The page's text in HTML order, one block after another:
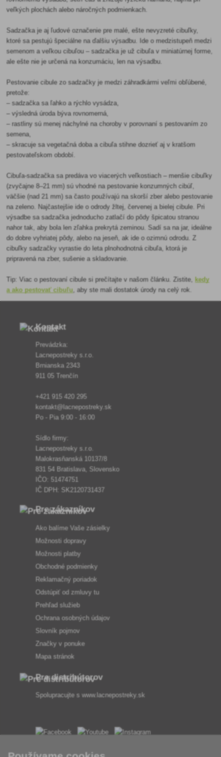
veľkých plochách alebo náročných podmienkach.
Sadzačka je aj ľudové označenie pre malé, ešte nevyzreté cibuľky,
ktoré sa pestujú špeciálne na ďalšiu výsadbu. Ide o medzistupeň medzi
semenom a veľkou cibuľou – sadzačka je už cibuľa v miniatúrnej forme,
ale ešte nie je určená na konzumáciu, len na výsadbu.
Pestovanie cibule zo sadzačky je medzi záhradkármi veľmi obľúbené,
pretože:
– sadzačka sa ľahko a rýchlo vysádza,
– výsledná úroda býva rovnomerná,
– rastliny sú menej náchylné na choroby v porovnaní s pestovaním zo
semena,
– skracuje sa vegetačná doba a cibuľa stihne dozrieť aj v kratšom
pestovateľskom období.
Cibuľa-sadzačka sa predáva vo viacerých veľkostiach – menšie cibuľky
(zvyčajne 8–21 mm) sú vhodné na pestovanie konzumných cibúľ,
väčšie (nad 21 mm) sa často používajú na skorší zber alebo pestovanie
na zeleno. Najčastejšie ide o odrody žltej, červenej a bielej cibule. Pri
výsadbe sa sadzačka jednoducho zatlačí do pôdy špicatou stranou
nahor tak, aby bola len zľahka prekrytá zeminou. Sadí sa na jar, ideálne
do dobre vyhriatej pôdy, alebo na jeseň, ak ide o ozimnú odrodu. Z
cibuľky sadzačky vyrastie do leta plnohodnotná cibuľa, ktorá je
pripravená na zber, sušenie a skladovanie.
Tip: Viac o pestovaní cibule si prečítajte v našom článku. Zistite, kedy
a ako pestovať cibuľu , aby ste mali dostatok úrody na celý rok.
Kontakt
Prevádzka:
Lacnepostreky s.r.o.
Brnianska 2343
911 05 Trenčín
+421 915 420 295
kontakt@lacnepostreky.sk
Po - Pia 9:00 - 16:00
Sídlo firmy:
Lacnepostreky s.r.o.
Malokrasňanská 10137/8
831 54 Bratislava, Slovensko
IČO: 51474751
IČ DPH: SK2120731437
Pre zákazníkov
Ako balíme Vaše zásielky
Možnosti dopravy
Možnosti platby
Obchodné podmienky
Reklamačný poriadok
Odstúpiť od zmluvy tu
Prehľad služieb
Ochrana osobných údajov
Slovník pojmov
Značky v ponuke
Mapa stránok
Pre distribútorov
Spolupracujte s www.lacnepostreky.sk